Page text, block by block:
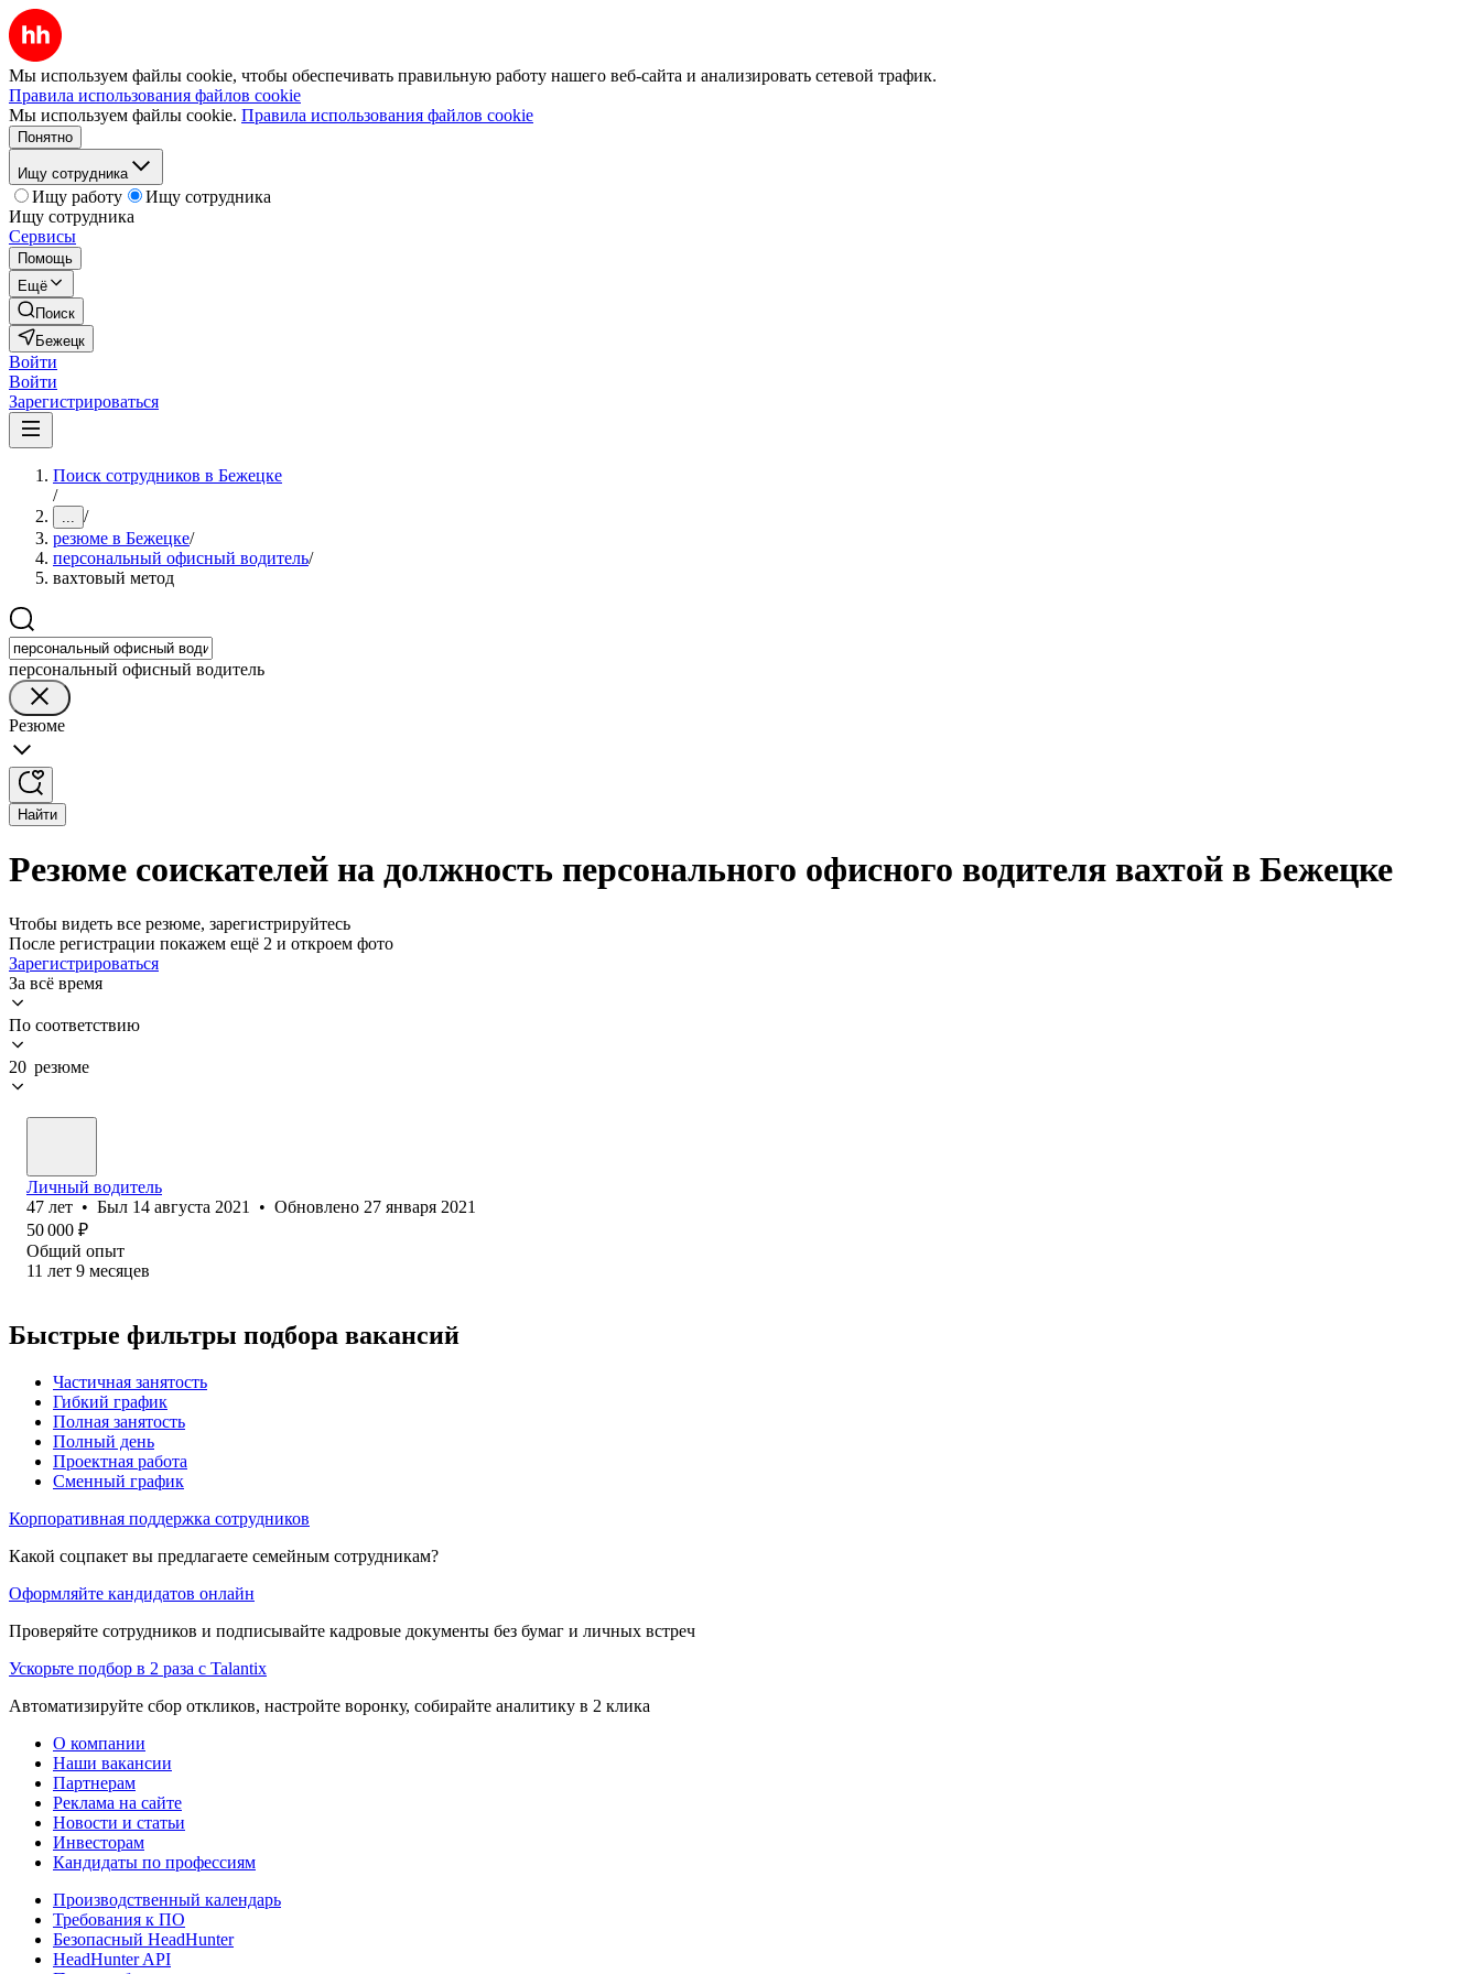
Мы используем файлы cookie, чтобы обеспечивать правильную работу нашего веб-сайта и анализировать сетевой трафик.
Правила использования файлов cookie
Мы используем файлы cookie. Правила использования файлов cookie
Понятно
Ищу сотрудника
Ищу работу
Ищу сотрудника
Ищу сотрудника
Сервисы
Помощь
Ещё
Поиск
Бежецк
Войти
Войти
Зарегистрироваться
Поиск сотрудников в Бежецке
/
... /
резюме в Бежецке/
персональный офисный водитель/
вахтовый метод
персональный офисный водитель
Резюме
Найти
Резюме соискателей на должность персонального офисного водителя вахтой в Бежецке
Чтобы видеть все резюме, зарегистрируйтесь
После регистрации покажем ещё 2 и откроем фото
Зарегистрироваться
За всё время
По соответствию
20 резюме
Личный водитель
47 лет • Был 14 августа 2021 • Обновлено 27 января 2021
50 000 ₽
Общий опыт
11 лет 9 месяцев
Быстрые фильтры подбора вакансий
Частичная занятость
Гибкий график
Полная занятость
Полный день
Проектная работа
Сменный график
Корпоративная поддержка сотрудников
Какой соцпакет вы предлагаете семейным сотрудникам?
Оформляйте кандидатов онлайн
Проверяйте сотрудников и подписывайте кадровые документы без бумаг и личных встреч
Ускорьте подбор в 2 раза с Talantix
Автоматизируйте сбор откликов, настройте воронку, собирайте аналитику в 2 клика
О компании
Наши вакансии
Партнерам
Реклама на сайте
Новости и статьи
Инвесторам
Кандидаты по профессиям
Производственный календарь
Требования к ПО
Безопасный HeadHunter
HeadHunter API